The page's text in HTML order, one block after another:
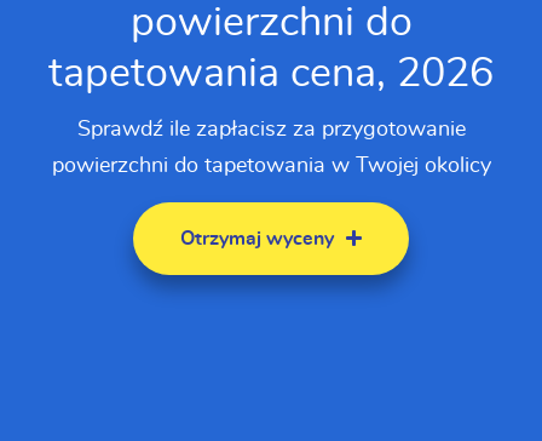
powierzchni do
tapetowania cena, 2026
Sprawdź ile zapłacisz za przygotowanie
powierzchni do tapetowania w Twojej okolicy
Otrzymaj wyceny